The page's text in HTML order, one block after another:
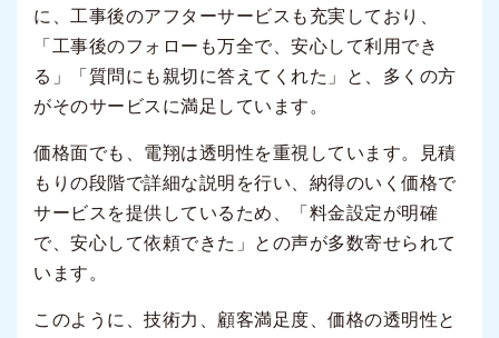
に、工事後のアフターサービスも充実しており、
「工事後のフォローも万全で、安心して利用でき
る」「質問にも親切に答えてくれた」と、多くの方
がそのサービスに満足しています。
価格面でも、電翔は透明性を重視しています。見積
もりの段階で詳細な説明を行い、納得のいく価格で
サービスを提供しているため、「料金設定が明確
で、安心して依頼できた」との声が多数寄せられて
います。
このように、技術力、顧客満足度、価格の透明性と